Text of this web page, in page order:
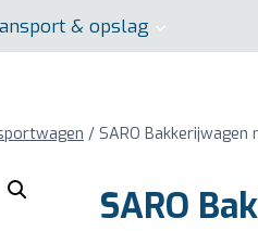
& opslag
/ SARO
SARO